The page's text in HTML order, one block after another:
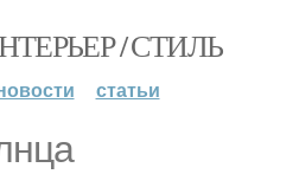
/ СТИЛЬ
статьи